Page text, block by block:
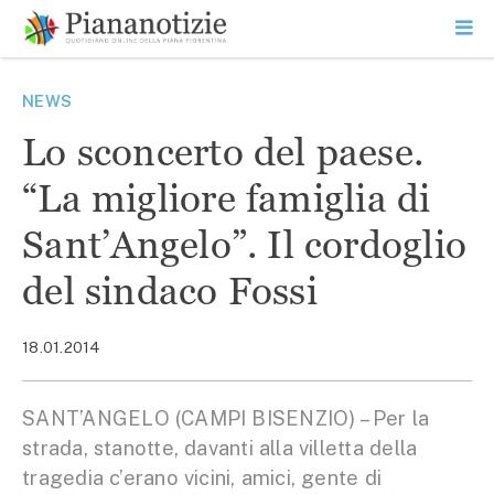
contenuto
SEARCH
NEWS
Lo sconcerto del paese.
“La migliore famiglia di
Sant’Angelo”. Il cordoglio
del sindaco Fossi
18.01.2014
SANT’ANGELO (CAMPI BISENZIO) – Per la
strada, stanotte, davanti alla villetta della
tragedia c’erano vicini, amici, gente di